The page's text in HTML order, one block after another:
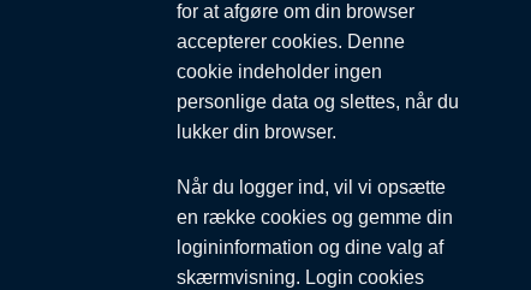
for at afgøre om din browser
accepterer cookies. Denne
cookie indeholder ingen
personlige data og slettes, når du
lukker din browser.
Når du logger ind, vil vi opsætte
en række cookies og gemme din
logininformation og dine valg af
skærmvisning. Login cookies